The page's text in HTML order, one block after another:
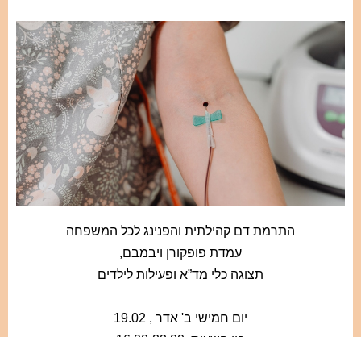
התרמת דם קהילתית והפנינג לכל המשפחה
עמדת פופקורן ויבמבם,
תצוגה כלי מד”א ופעילות לילדים
יום חמישי ב' אדר , 19.02